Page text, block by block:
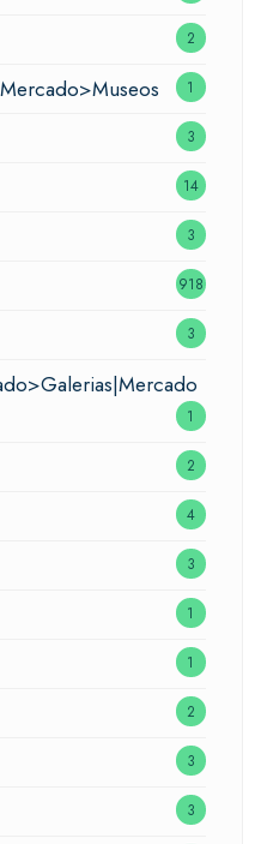
2
1
3
14
3
918
3
1
2
4
3
1
1
2
3
3